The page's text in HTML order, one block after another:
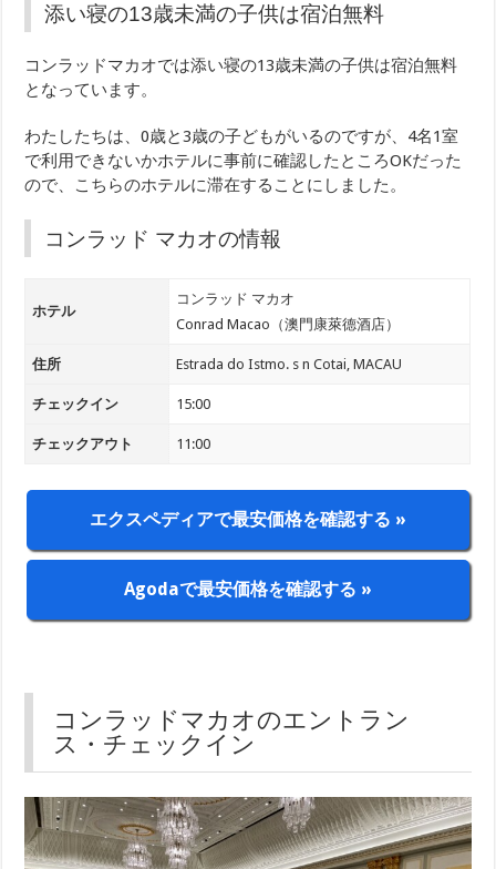
添い寝の13歳未満の子供は宿泊無料
コンラッドマカオでは添い寝の13歳未満の子供は宿泊無料
となっています。
わたしたちは、0歳と3歳の子どもがいるのですが、4名1室
で利用できないかホテルに事前に確認したところOKだった
ので、こちらのホテルに滞在することにしました。
コンラッド マカオの情報
ホテル
コンラッド マカオ
Conrad Macao（澳門康萊德酒店）
住所 Estrada do Istmo. s n Cotai, MACAU
チェックイン 15:00
チェックアウト 11:00
エクスペディアで最安価格を確認する »
Agodaで最安価格を確認する »
コンラッドマカオのエントラン
ス・チェックイン